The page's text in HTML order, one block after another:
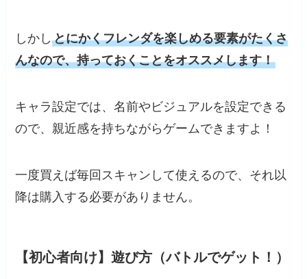
しかしとにかくフレンダを楽しめる要素がたくさ
んなので、持っておくことをオススメします！
キャラ設定では、名前やビジュアルを設定できる
ので、親近感を持ちながらゲームできますよ！
一度買えば毎回スキャンして使えるので、それ以
降は購入する必要がありません。
【初心者向け】遊び方（バトルでゲット！）